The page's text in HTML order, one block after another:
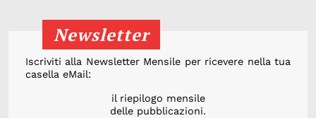
Newsletter
Iscriviti alla Newsletter Mensile per ricevere nella tua
casella eMail:
il riepilogo mensile
delle pubblicazioni.